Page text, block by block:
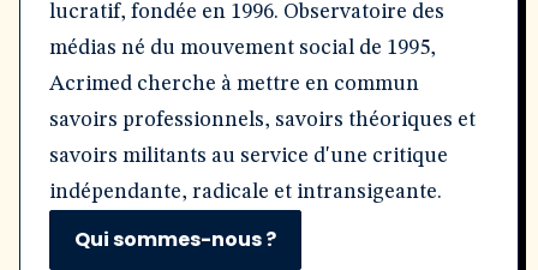
lucratif, fondée en 1996. Observatoire des
médias né du mouvement social de 1995,
Acrimed cherche à mettre en commun
savoirs professionnels, savoirs théoriques et
savoirs militants au service d'une critique
indépendante, radicale et intransigeante.
Qui sommes-nous ?